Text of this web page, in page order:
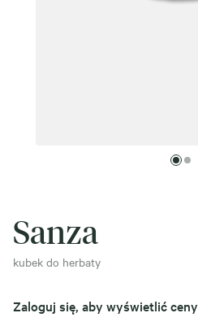
Sanza
kubek do herbaty
Zaloguj się, aby wyświetlić ceny